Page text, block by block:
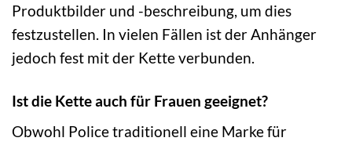
Produktbilder und -beschreibung, um dies
festzustellen. In vielen Fällen ist der Anhänger
jedoch fest mit der Kette verbunden.
Ist die Kette auch für Frauen geeignet?
Obwohl Police traditionell eine Marke für